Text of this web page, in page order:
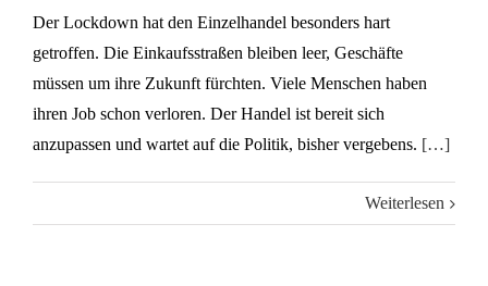
Der Lockdown hat den Einzelhandel besonders hart
getroffen. Die Einkaufsstraßen bleiben leer, Geschäfte
müssen um ihre Zukunft fürchten. Viele Menschen haben
ihren Job schon verloren. Der Handel ist bereit sich
anzupassen und wartet auf die Politik, bisher vergebens. […]
Weiterlesen